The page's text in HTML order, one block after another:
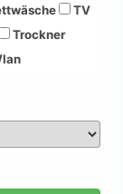
TV
Trockner